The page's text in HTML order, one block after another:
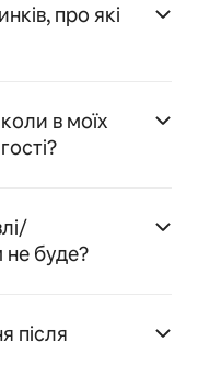
про які
в моїх
буде?
після